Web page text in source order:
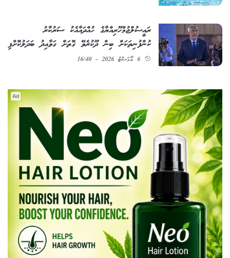
ރައީސުލްޖުމްހޫރިއްޔާގެ ހުއްދައާއެކު ސަރުކާރު
ކުންފުނިތަކަށް ބިން ދޫކުރެވޭ ގޮތަށް ގަވާއިދު ބަދަލުކޮށްފި
6 އޯގަސްޓު 2026 - 16:40
Ad